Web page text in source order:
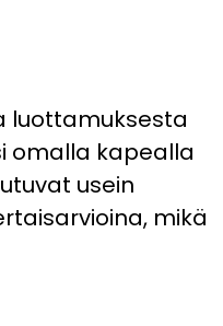
luottamuksesta
omalla kapealla
usein
mikä